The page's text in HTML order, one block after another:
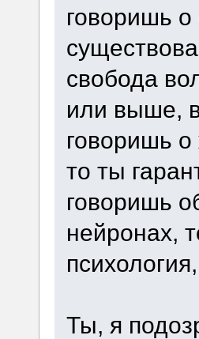
говоришь
свобода
или выше,
говоришь
то ты
говоришь
нейронах,
Ты, я